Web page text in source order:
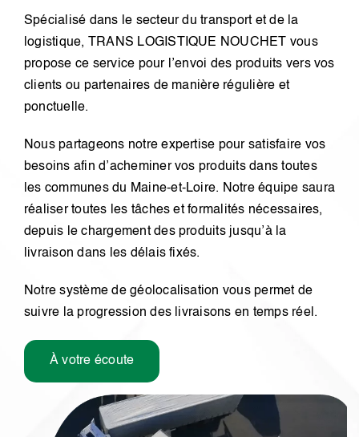
Spécialisé dans le secteur du transport et de la
logistique,
TRANS LOGISTIQUE NOUCHET vous
propose ce service pour l’envoi des produits vers vos
clients ou partenaires de manière régulière et
ponctuelle.
Nous partageons notre expertise pour satisfaire vos
besoins afin d’acheminer vos produits dans toutes
les communes du Maine-et-Loire. Notre équipe saura
réaliser toutes les tâches et formalités nécessaires,
depuis le chargement des produits jusqu’à la
livraison dans les délais fixés.
Notre système de géolocalisation vous permet de
suivre la progression des livraisons en temps réel.
À votre écoute